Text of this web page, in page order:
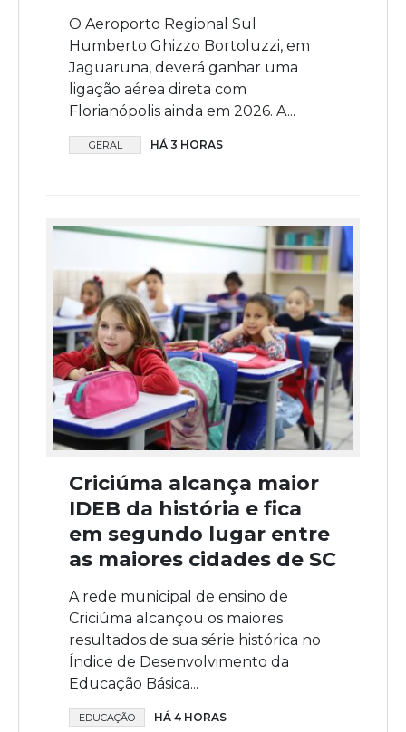
O Aeroporto Regional Sul
Humberto Ghizzo Bortoluzzi, em
Jaguaruna, deverá ganhar uma
ligação aérea direta com
Florianópolis ainda em 2026. A...
GERAL HÁ 3 HORAS
Criciúma alcança maior
IDEB da história e fica
em segundo lugar entre
as maiores cidades de SC
A rede municipal de ensino de
Criciúma alcançou os maiores
resultados de sua série histórica no
Índice de Desenvolvimento da
Educação Básica...
EDUCAÇÃO HÁ 4 HORAS